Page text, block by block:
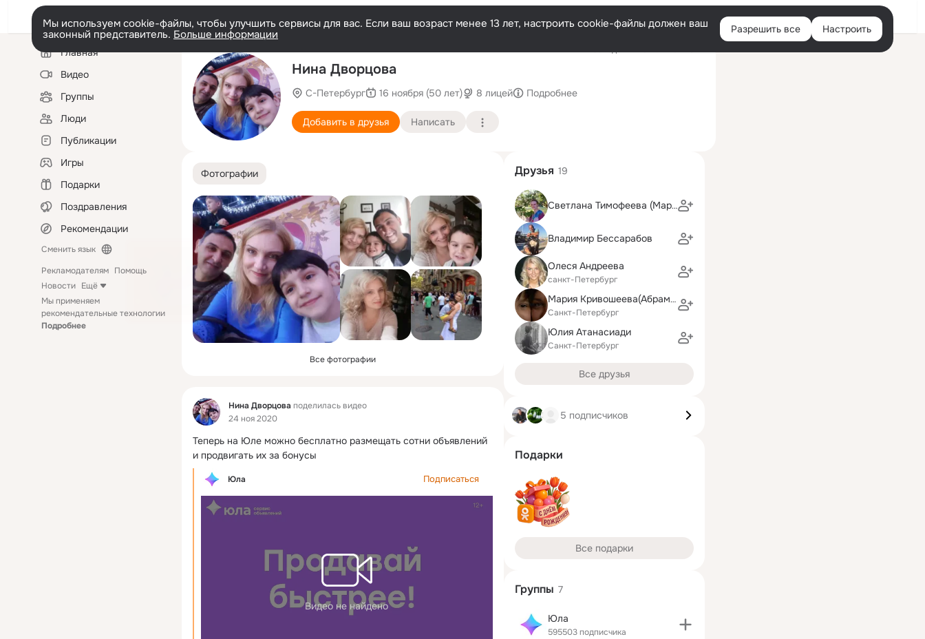
Войти
Мы используем cookie-файлы, чтобы улучшить сервисы для вас. Если ваш возраст менее 13 лет, настроить cookie-файлы должен ваш
законный представитель. Больше информации Разрешить все Настроить
Левая
колонкаГлавная
Видео
Группы
Люди
Публикации
Игры
Подарки
Поздравления
Рекомендации
Сменить язык
Рекламодателям Помощь
Новости Ещё
Мы применяем
рекомендательные технологии
Подробнее
Нина Дворцова
С-Петербург 16 ноября (50 лет) 8 лицей Подробнее
Добавить в друзья Написать
Фотографии
Все фотографии
Фид Нина Дворцова поделилась видео
24 ноя 2020
Теперь на Юле можно бесплатно размещать сотни объявлений
и продвигать их за бонусы
Юла Подписаться
Видео не найдено
Друзья 19
Светлана Тимофеева (Мартынова)
Владимир Бессарабов
Олеся Андреева
санкт-Петербург
Мария Кривошеева(Абрамова)
Санкт-Петербург
Юлия Атанасиади
Санкт-Петербург
Все друзья
5 подписчиков
Подарки
Все подарки
Группы 7
Юла
595503 подписчика